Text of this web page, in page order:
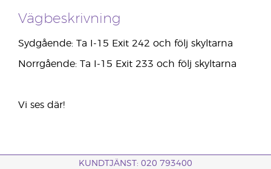
Vägbeskrivning
Sydgående: Ta I-15 Exit 242 och följ skyltarna
Norrgående: Ta I-15 Exit 233 och följ skyltarna
Vi ses där!
KUNDTJÄNST: 020 793400